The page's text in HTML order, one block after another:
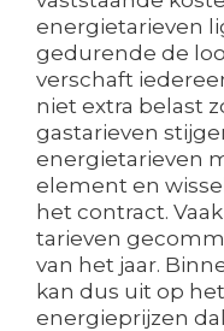
energietarieven
gedurende de
verschaft
niet extra belast
gastarieven
energietarieven
element en
het contract.
tarieven
van het jaar.
kan dus uit op
energieprijzen